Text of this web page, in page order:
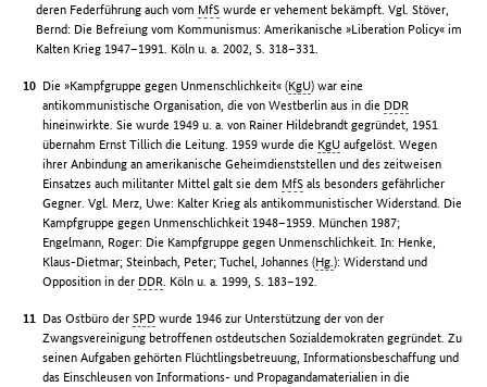
deren Federführung auch vom MfS wurde er vehement bekämpft. Vgl. Stöver,
Bernd: Die Befreiung vom Kommunismus: Amerikanische »Liberation Policy« im
Kalten Krieg 1947–1991. Köln u. a. 2002, S. 318–331.
Die »Kampfgruppe gegen Unmenschlichkeit« (KgU) war eine
antikommunistische Organisation, die von Westberlin aus in die DDR
hineinwirkte. Sie wurde 1949 u. a. von Rainer Hildebrandt gegründet, 1951
übernahm Ernst Tillich die Leitung. 1959 wurde die KgU aufgelöst. Wegen
ihrer Anbindung an amerikanische Geheimdienststellen und des zeitweisen
Einsatzes auch militanter Mittel galt sie dem MfS als besonders gefährlicher
Gegner. Vgl. Merz, Uwe: Kalter Krieg als antikommunistischer Widerstand. Die
Kampfgruppe gegen Unmenschlichkeit 1948–1959. München 1987;
Engelmann, Roger: Die Kampfgruppe gegen Unmenschlichkeit. In: Henke,
Klaus-Dietmar; Steinbach, Peter; Tuchel, Johannes (Hg.): Widerstand und
Opposition in der DDR. Köln u. a. 1999, S. 183–192.
Das Ostbüro derSPD wurde 1946 zur Unterstützung der von der
Zwangsvereinigung betroffenen ostdeutschen Sozialdemokraten gegründet. Zu
seinen Aufgaben gehörten Flüchtlingsbetreuung, Informationsbeschaffung und
das Einschleusen von Informations- und Propagandamaterialien in die